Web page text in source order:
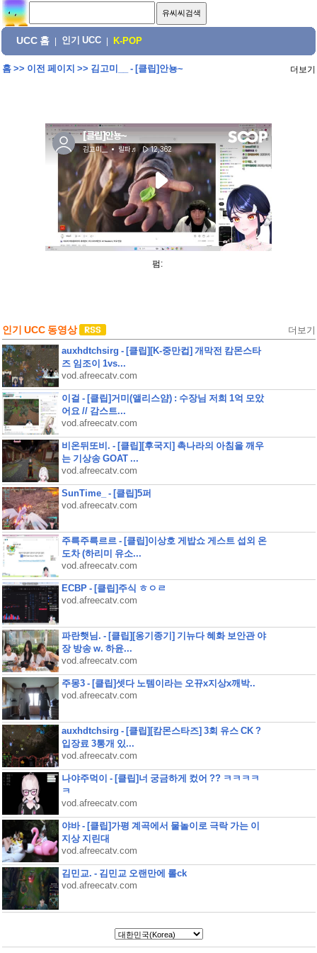
UCC 홈 인기 UCC K-POP
홈>> 이전 페이지 >> 김고미__ - [클립]안뇽~ 더보기
펌:
인기 UCC 동영상 더보기
auxhdtchsirg - [클립][K-중만컵] 개막전 캄몬스타
즈 임조이 1vs...
vod.afreecatv.com
이걸 - [클립]거미(앨리스얌) : 수장님 저희 1억 모았
어요 // 감스트...
vod.afreecatv.com
비온뒤또비. - [클립][후국지] 촉나라의 아침을 깨우
는 기상송 GOAT ...
vod.afreecatv.com
SunTime_ - [클립]5퍼
vod.afreecatv.com
주륵주륵르르 - [클립]이상호 게밥쇼 게스트 섭외 온
도차 (하리미 유소...
vod.afreecatv.com
ECBP - [클립]주식 ㅎㅇㄹ
vod.afreecatv.com
파란햇님. - [클립][옹기종기] 기뉴다 혜화 보안관 야
장 방송 w. 하윤...
vod.afreecatv.com
주몽3 - [클립]셋다 노템이라는 오뀨x지상x깨박..
vod.afreecatv.com
auxhdtchsirg - [클립][캄몬스타즈] 3회 유스 CK ?
입장료 3통개 있...
vod.afreecatv.com
나야주먹이 - [클립]너 궁금하게 컸어 ?? ㅋㅋㅋㅋ
ㅋ
vod.afreecatv.com
야바 - [클립]가평 계곡에서 물놀이로 극락 가는 이
지상 지린대
vod.afreecatv.com
김민교. - 김민교 오랜만에 롤ck
vod.afreecatv.com